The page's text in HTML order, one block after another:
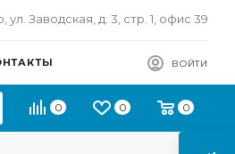
Заводская, д. 3, стр. 1, офис 39
ВОЙТИ
0 0 0